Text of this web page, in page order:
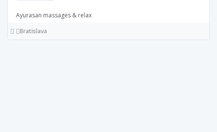
Ayurasan massages & relax
Bratislava